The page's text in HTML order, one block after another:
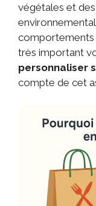
végétales et
comportements
très important
personnaliser
compte de cet